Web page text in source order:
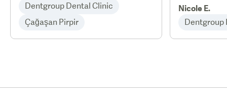
Dentgroup Dental Clinic
Çağaşan Pirpir
Nicole E.
Dentgroup